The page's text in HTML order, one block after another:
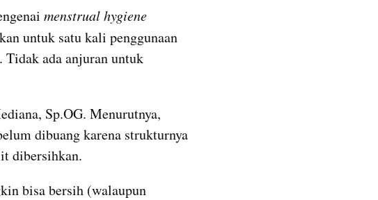
menstrual hygiene
untuk satu kali penggunaan
Tidak ada anjuran untuk
Sp.OG. Menurutnya,
dibuang karena strukturnya
dibersihkan.
bisa bersih (walaupun